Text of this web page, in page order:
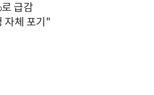
급감
자체 포기"